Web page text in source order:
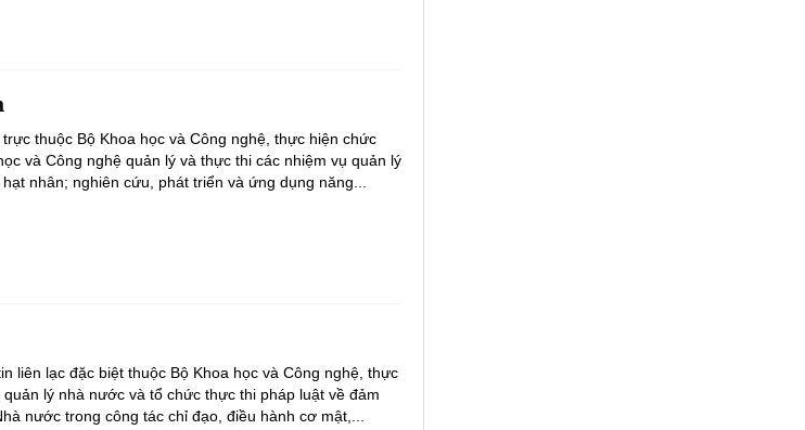
thuộc Bộ Khoa học và Công nghệ, thực hiện chức
và Công nghệ quản lý và thực thi các nhiệm vụ quản lý
nhân; nghiên cứu, phát triển và ứng dụng năng...
liên lạc đặc biệt thuộc Bộ Khoa học và Công nghệ, thực
lý nhà nước và tổ chức thực thi pháp luật về đảm
nước trong công tác chỉ đạo, điều hành cơ mật,...